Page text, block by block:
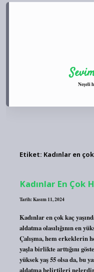
Neşeli
Etiket: Kadınlar en
Kadınlar En Çok
Tarih: Kasım 11, 2024
Kadınlar en çok kaç
aldatma olasılığının en
Çalışma, hem erkeklerin
yaşla birlikte arttığını
yüksek yaş 55 olsa da, bu
aldatma belirtileri